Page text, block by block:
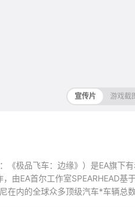
宣传片 游戏截
《极品飞车：边缘》）是EA旗
，由EA首尔工作室SPEARHEAD
在内的全球众多顶级汽车*车辆